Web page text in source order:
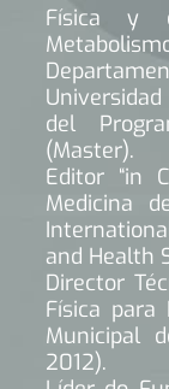
Física y
del
(Master).
Editor “in
Medicina
and Health
Director
Física
Municipal
2012).